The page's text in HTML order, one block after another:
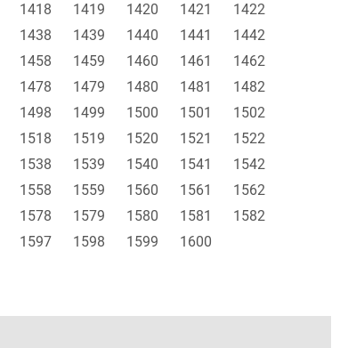
1418 1419 1420 1421
1422
1438 1439 1440 1441
1442
1458 1459 1460 1461
1462
1478 1479 1480 1481
1482
1498 1499 1500 1501
1502
1518 1519 1520 1521
1522
1538 1539 1540 1541
1542
1558 1559 1560 1561
1562
1578 1579 1580 1581
1582
1597 1598 1599 1600